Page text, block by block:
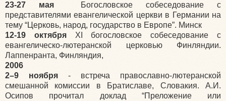
23-27 мая Богословское собеседование с
представителями евангелической церкви в Германии на
тему “Церковь, народ, государство в Европе”. Минск
12-19 октябряXI богословское собеседование с
евангелическо-лютеранской церковью Финляндии.
Лаппенранта, Финляндия,
2006
2–9 ноября - встреча православно-лютеранской
смешанной комиссии в Братиславе, Словакия. А.И.
Осипов прочитал доклад “Преложение или